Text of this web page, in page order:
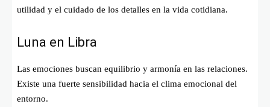
utilidad y el cuidado de los detalles en la vida cotidiana.
Luna en Libra
Las emociones buscan equilibrio y armonía en las relaciones.
Existe una fuerte sensibilidad hacia el clima emocional del
entorno.